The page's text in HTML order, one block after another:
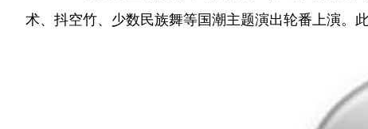
术、抖空竹、少数民族舞等国潮主题演出轮番上演。